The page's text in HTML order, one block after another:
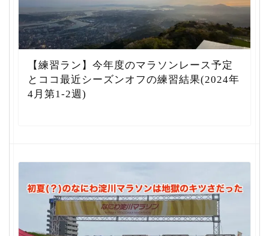
【練習ラン】今年度のマラソンレース予定
とココ最近シーズンオフの練習結果(2024年
4月第1-2週)